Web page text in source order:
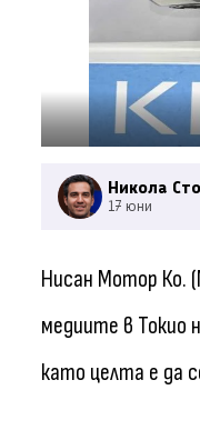
Никола
17 юни
Нисан Мотор Ко.
медиите в Токио
като целта е да